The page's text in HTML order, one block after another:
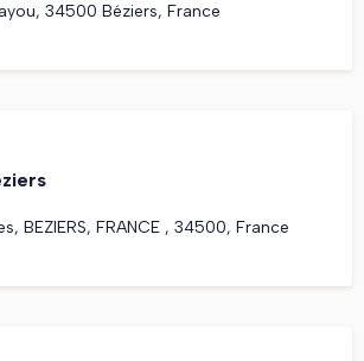
34500 Béziers, France
BEZIERS, FRANCE , 34500, France